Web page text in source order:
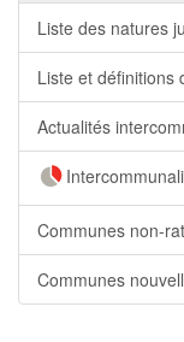
Liste des natures
Liste et définitions
Actualités
Communes non-
Communes